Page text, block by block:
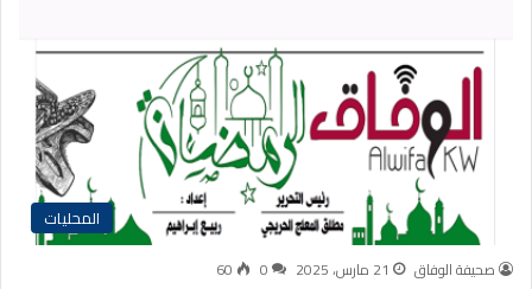
المحليات
صحيفة الوفاق 21 مارس، 2025 0
60